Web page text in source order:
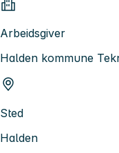
Arbeidsgiver
Halden kommune
Sted
Halden